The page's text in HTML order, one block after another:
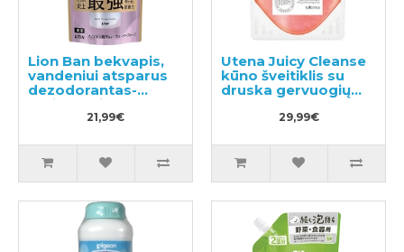
Lion Ban bekvapis,
vandeniui atsparus
dezodorantas-
antiperspirantas
21,99€
Utena Juicy Cleanse
kūno šveitiklis su
druska gervuogių
29,99€